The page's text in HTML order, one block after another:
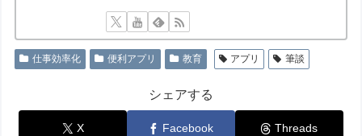
仕事効率化 便利アプリ 教育 アプリ 筆談
シェアする
X Facebook Threads